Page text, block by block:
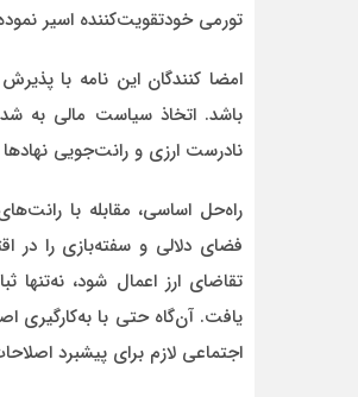
تورمی خودتقویت‌کننده اسیر
امضا کنندگان این نامه با
باشد. اتخاذ سیاست مالی به
نادرست ارزی و رانت‌جویی
راه‌حل اساسی، مقابله با
فضای دلالی و سفته‌بازی را در
تقاضای ارز اعمال شود،
یافت. آن‌گاه حتی با به‌کارگیری
اجتماعی لازم برای پیشبرد